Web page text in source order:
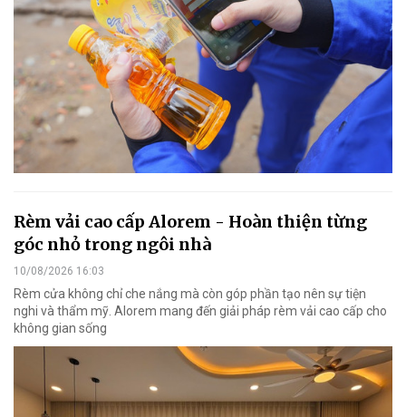
Rèm vải cao cấp Alorem - Hoàn thiện từng
góc nhỏ trong ngôi nhà
10/08/2026 16:03
Rèm cửa không chỉ che nắng mà còn góp phần tạo nên sự tiện
nghi và thẩm mỹ. Alorem mang đến giải pháp rèm vải cao cấp cho
không gian sống